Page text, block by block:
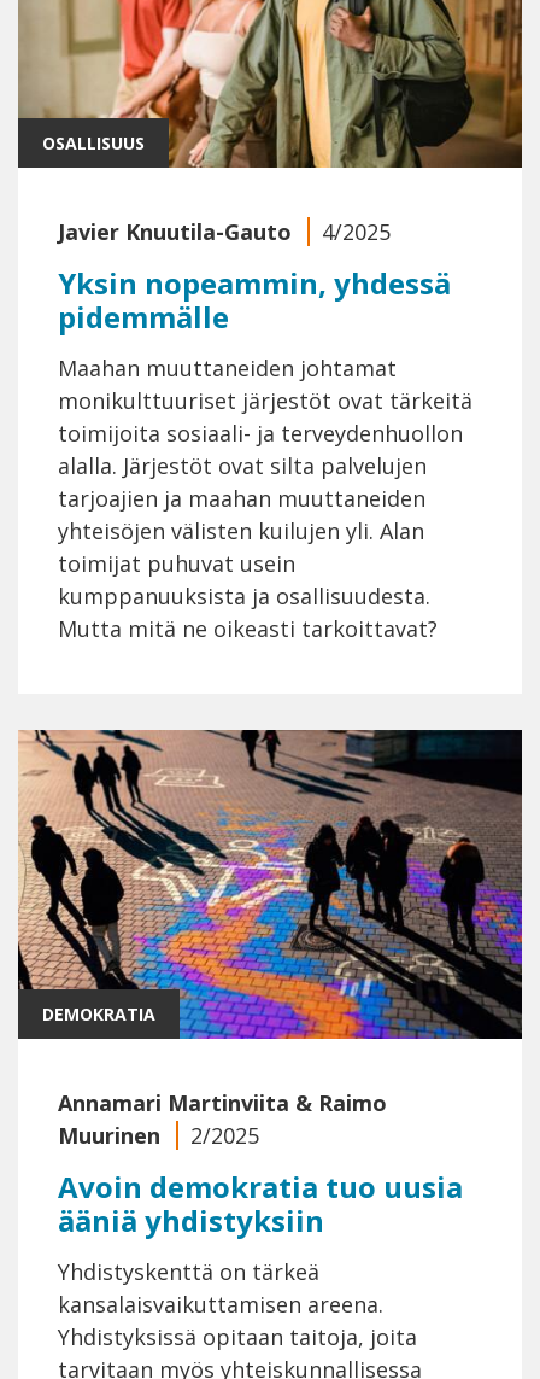
OSALLISUUS
Javier Knuutila-Gauto 4/2025
Yksin nopeammin, yhdessä
pidemmälle
Maahan muuttaneiden johtamat
monikulttuuriset järjestöt ovat tärkeitä
toimijoita sosiaali- ja terveydenhuollon
alalla. Järjestöt ovat silta palvelujen
tarjoajien ja maahan muuttaneiden
yhteisöjen välisten kuilujen yli. Alan
toimijat puhuvat usein
kumppanuuksista ja osallisuudesta.
Mutta mitä ne oikeasti tarkoittavat?
DEMOKRATIA
Annamari Martinviita & Raimo
Muurinen
2/2025
Avoin demokratia tuo uusia
ääniä yhdistyksiin
Yhdistyskenttä on tärkeä
kansalaisvaikuttamisen areena.
Yhdistyksissä opitaan taitoja, joita
tarvitaan myös yhteiskunnallisessa